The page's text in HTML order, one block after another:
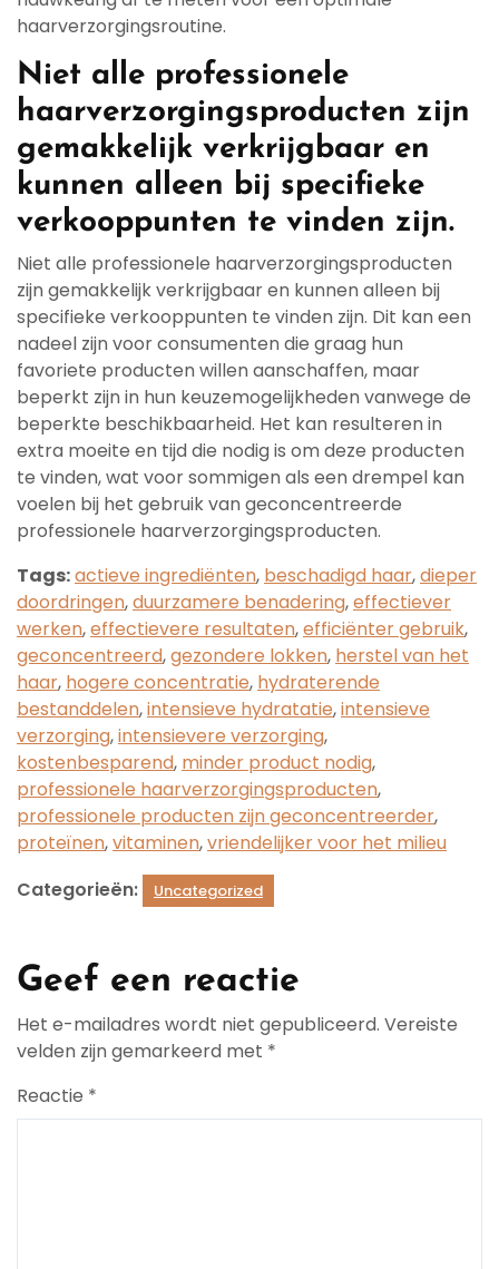
haarverzorgingsroutine.
Niet alle professionele
haarverzorgingsproducten zijn
gemakkelijk verkrijgbaar en
kunnen alleen bij specifieke
verkooppunten te vinden zijn.
Niet alle professionele haarverzorgingsproducten
zijn gemakkelijk verkrijgbaar en kunnen alleen bij
specifieke verkooppunten te vinden zijn. Dit kan een
nadeel zijn voor consumenten die graag hun
favoriete producten willen aanschaffen, maar
beperkt zijn in hun keuzemogelijkheden vanwege de
beperkte beschikbaarheid. Het kan resulteren in
extra moeite en tijd die nodig is om deze producten
te vinden, wat voor sommigen als een drempel kan
voelen bij het gebruik van geconcentreerde
professionele haarverzorgingsproducten.
Tags:actieve ingrediënten, beschadigd haar,dieper
doordringen,duurzamere benadering,effectiever
werken,effectievere resultaten,efficiënter gebruik,
geconcentreerd,gezondere lokken, herstel van het
haar, hogere concentratie, hydraterende
bestanddelen,intensieve hydratatie,intensieve
verzorging,intensievere verzorging,
kostenbesparend, minder product nodig,
professionele haarverzorgingsproducten,
professionele producten zijn geconcentreerder,
proteïnen,vitaminen,vriendelijker voor het milieu
Categorieën:
Uncategorized
Geef een reactie
Het e-mailadres wordt niet gepubliceerd. Vereiste
velden zijn gemarkeerd met *
Reactie *